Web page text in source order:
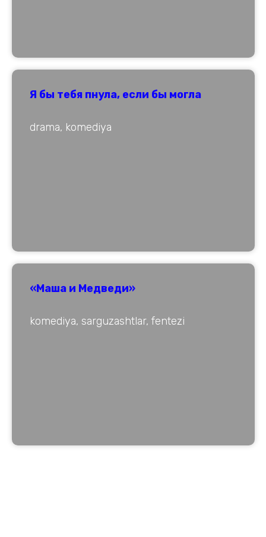
Я бы тебя пнула, если бы могла
drama, komediya
«Маша и Медведи»
komediya, sarguzashtlar, fentezi